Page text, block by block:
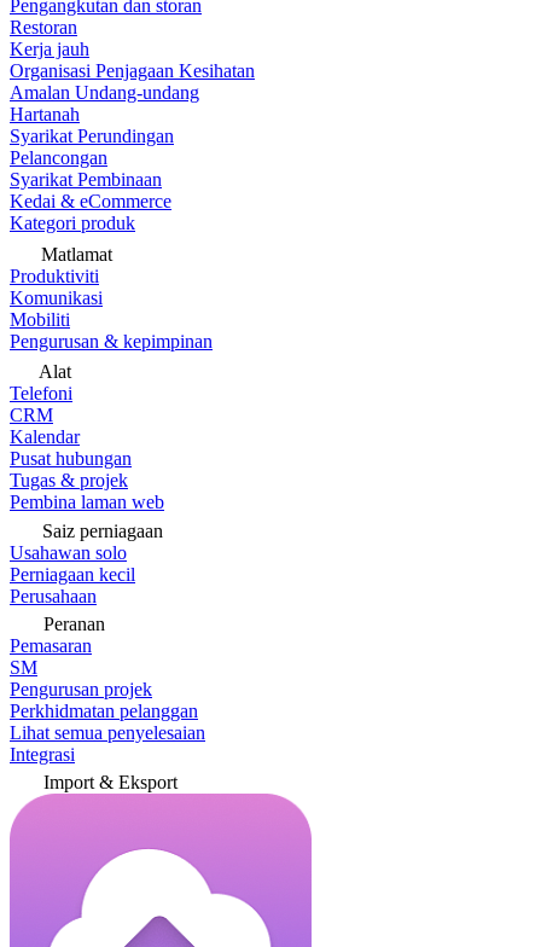
Pengangkutan dan storan
Restoran
Kerja jauh
Organisasi Penjagaan Kesihatan
Amalan Undang-undang
Hartanah
Syarikat Perundingan
Pelancongan
Syarikat Pembinaan
Kedai & eCommerce
Kategori produk
Matlamat
Produktiviti
Komunikasi
Mobiliti
Pengurusan & kepimpinan
Alat
Telefoni
CRM
Kalendar
Pusat hubungan
Tugas & projek
Pembina laman web
Saiz perniagaan
Usahawan solo
Perniagaan kecil
Perusahaan
Peranan
Pemasaran
SM
Pengurusan projek
Perkhidmatan pelanggan
Lihat semua penyelesaian
Integrasi
Import & Eksport